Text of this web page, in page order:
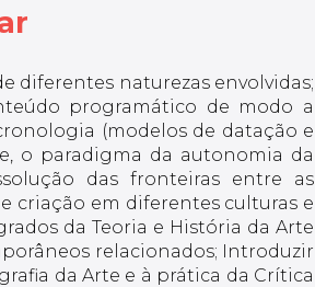
diferentes naturezas envolvidas;
programático de modo a
(modelos de datação e
o paradigma da autonomia da
das fronteiras entre as
criação em diferentes culturas e
da Teoria e História da Arte
relacionados; Introduzir
da Arte e à prática da Crítica